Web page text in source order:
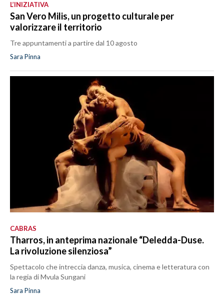
L’INIZIATIVA
San Vero Milis, un progetto culturale per
valorizzare il territorio
Tre appuntamenti a partire dal 10 agosto
Sara Pinna
CABRAS
Tharros, in anteprima nazionale “Deledda-Duse.
La rivoluzione silenziosa”
Spettacolo che intreccia danza, musica, cinema e letteratura con
la regia di Mvula Sungani
Sara Pinna